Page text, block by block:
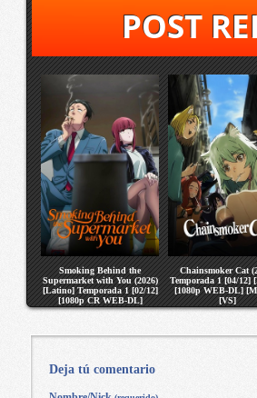
POST
Smoking Behind the
Supermarket with You (2026)
[Latino] Temporada 1 [02/12]
[1080p CR WEB-DL]
[MEGA] [VS]
Chainsmoker Cat
Temporada 1 [04/12]
[1080p WEB-DL]
[VS]
Deja tú comentario